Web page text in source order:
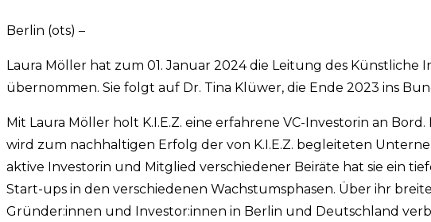
Berlin (ots) –
Laura Möller hat zum 01. Januar 2024 die Leitung des
übernommen. Sie folgt auf Dr. Tina Klüwer, die Ende 2023 ins
Mit Laura Möller holt K.I.E.Z. eine erfahrene VC-Investorin an
wird zum nachhaltigen Erfolg der von K.I.E.Z. begleiteten
aktive Investorin und Mitglied verschiedener Beiräte hat sie ein
Start-ups in den verschiedenen Wachstumsphasen. Über ihr
Gründer:innen und Investor:innen in Berlin und Deutschland